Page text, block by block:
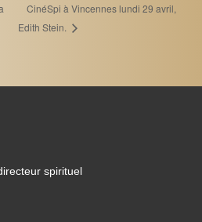
CinéSpi à Vincennes lundi 29 avril,
Edith Stein.
spirituel